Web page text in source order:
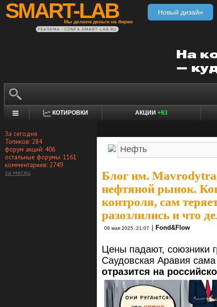
SMART-LAB
Мы делаем деньги на бирже
Новый дизайн
РЕКЛАМА • CONFA.SMART-LAB.RU
КОТИРОВКИ АКЦИИ +93
За сегодня
Топиков: 284
форум акций: 406
остальные форумы: 1161
комментариев: 2749
за месяц
Блог им.
нефтяной рынок.
контроля, сам
разозлились и что
08 мая 2025, 21:07 Fond&Flow
Цены падают, союзники
Саудовская Аравия
отразится на